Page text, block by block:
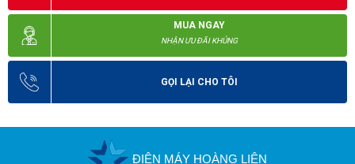
MUA NGAY
NHẬN ƯU ĐÃI KHỦNG
GỌI LẠI CHO TÔI
ĐIỆN MÁY HOÀNG LIÊN